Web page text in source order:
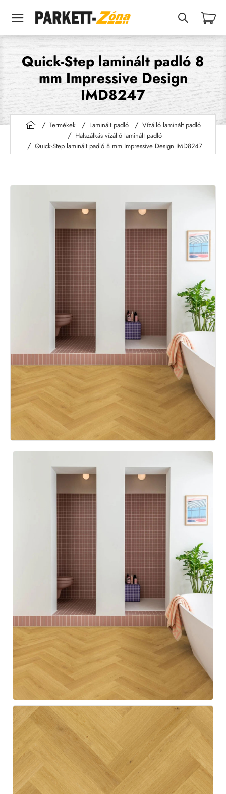
Quick-Step laminált padló 8
mm Impressive Design
IMD8247
h
o
m
Termékek Laminált padló
Vízálló laminált padló
Halszálkás vízálló laminált padló
Quick-Step laminált padló 8 mm Impressive Design IMD8247